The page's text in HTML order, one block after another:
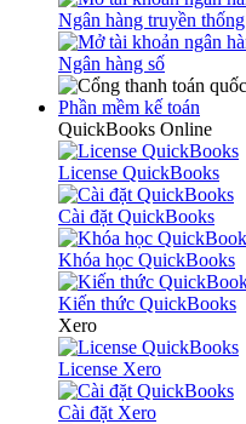
Ngân hàng truyền thống
Ngân hàng số
Phần mềm kế toán
QuickBooks Online
License QuickBooks
Cài đặt QuickBooks
Khóa học QuickBooks
Kiến thức QuickBooks
Xero
License Xero
Cài đặt Xero